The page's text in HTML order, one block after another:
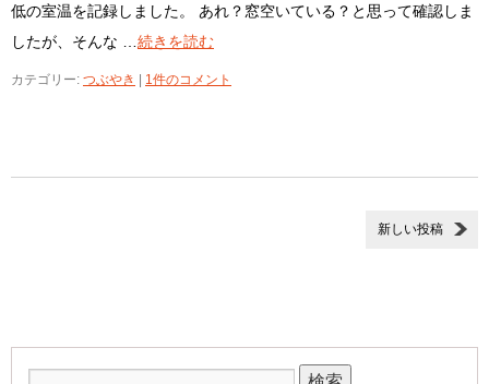
低の室温を記録しました。 あれ？窓空いている？と思って確認しま
したが、そんな … 続きを読む
カテゴリー: つぶやき | 1件のコメント
新しい投稿